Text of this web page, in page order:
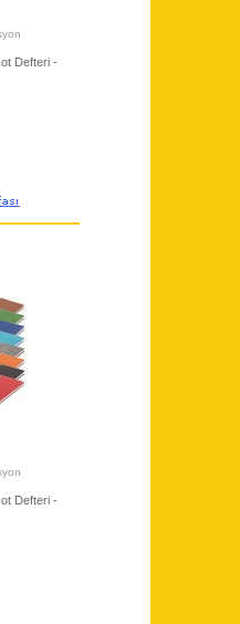
Defteri -
Defteri -